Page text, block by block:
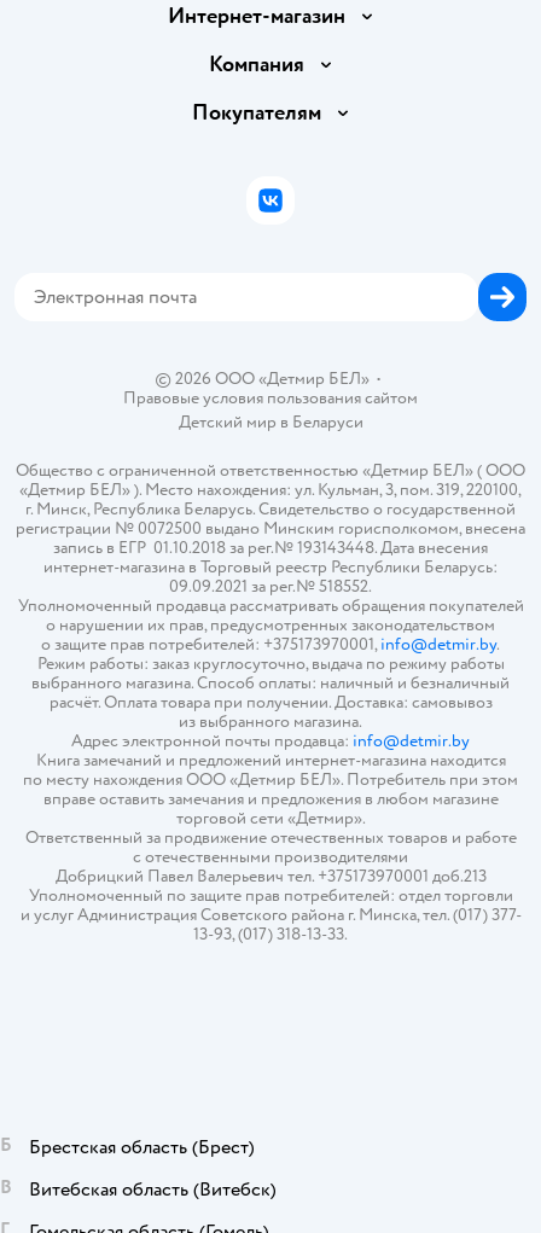
Интернет-магазин
Доставка и оплата
Правила продажи
Политика использования файлов cookie
Компания
Вакансии
Покупателям
Бонусные карты
© 2026 ООО «Детмир БЕЛ»•
Правовые условия пользования сайтом
Детский мир в Беларуси
Общество с ограниченной ответственностью «Детмир БЕЛ» ( ООО
«Детмир БЕЛ» ). Место нахождения: ул. Кульман, 3, пом. 319, 220100,
г. Минск, Республика Беларусь. Свидетельство о государственной
регистрации № 0072500 выдано Минским горисполкомом, внесена
запись в ЕГР 01.10.2018 за рег.№ 193143448. Дата внесения
интернет-магазина в Торговый реестр Республики Беларусь:
09.09.2021 за рег.№ 518552.
Уполномоченный продавца рассматривать обращения покупателей
о нарушении их прав, предусмотренных законодательством
о защите прав потребителей: +375173970001,info@detmir.by.
Режим работы: заказ круглосуточно, выдача по режиму работы
выбранного магазина. Способ оплаты: наличный и безналичный
расчёт. Оплата товара при получении. Доставка: самовывоз
из выбранного магазина.
Адрес электронной почты продавца: info@detmir.by
Книга замечаний и предложений интернет-магазина находится
по месту нахождения ООО «Детмир БЕЛ». Потребитель при этом
вправе оставить замечания и предложения в любом магазине
торговой сети «Детмир».
Ответственный за продвижение отечественных товаров и работе
с отечественными производителями
Добрицкий Павел Валерьевич тел. +375173970001 доб.213
Уполномоченный по защите прав потребителей: отдел торговли
и услуг Администрация Советского района г. Минска, тел. (017) 377-
13-93, (017) 318-13-33.
ВКонтакте
Б Брестская область (Брест)
В
Витебская область (Витебск)